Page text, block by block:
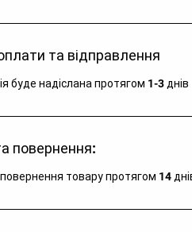
та відправлення
буде надіслана протягом 1-3 днів
повернення:
товару протягом 14